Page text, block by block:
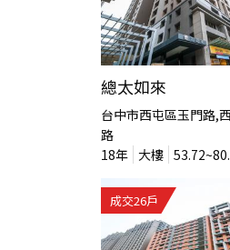
總太如來
台中市西屯區玉門路,
路
18年 大樓
成交26戶